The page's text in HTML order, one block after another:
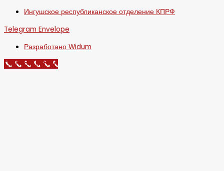
Ингушское республиканское отделение КПРФ
Telegram Envelope
Разработано Widum
Call Now Button